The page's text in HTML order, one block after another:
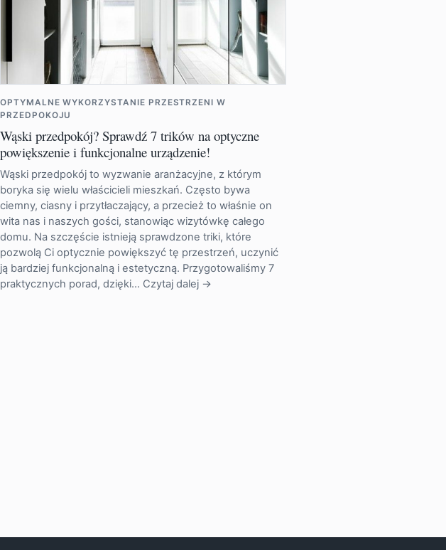
OPTYMALNE WYKORZYSTANIE PRZESTRZENI W
PRZEDPOKOJU
Wąski przedpokój? Sprawdź 7 trików na optyczne
powiększenie i funkcjonalne urządzenie!
Wąski przedpokój to wyzwanie aranżacyjne, z którym
boryka się wielu właścicieli mieszkań. Często bywa
ciemny, ciasny i przytłaczający, a przecież to właśnie on
wita nas i naszych gości, stanowiąc wizytówkę całego
domu. Na szczęście istnieją sprawdzone triki, które
pozwolą Ci optycznie powiększyć tę przestrzeń, uczynić
ją bardziej funkcjonalną i estetyczną. Przygotowaliśmy 7
praktycznych porad, dzięki… Czytaj dalej →